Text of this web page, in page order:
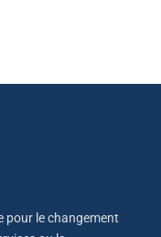
pour le changement